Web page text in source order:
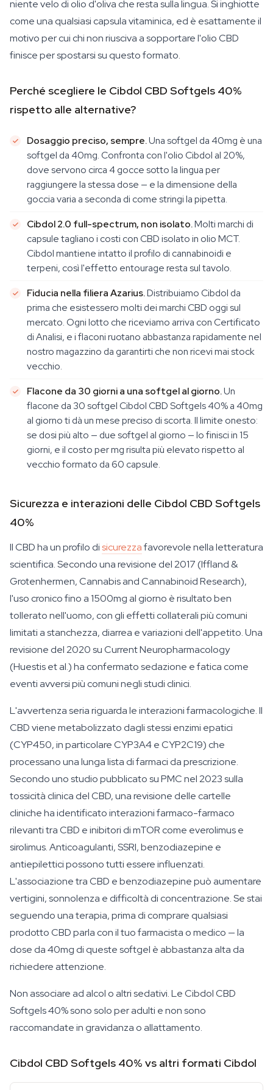
niente velo di olio d'oliva che resta sulla lingua. Si inghiotte
come una qualsiasi capsula vitaminica, ed è esattamente il
motivo per cui chi non riusciva a sopportare l'olio CBD
finisce per spostarsi su questo formato.
Perché scegliere le Cibdol CBD Softgels 40%
rispetto alle alternative?
Dosaggio preciso, sempre.Una softgel da 40mg è una
softgel da 40mg. Confronta con l'olio Cibdol al 20%,
dove servono circa 4 gocce sotto la lingua per
raggiungere la stessa dose — e la dimensione della
goccia varia a seconda di come stringi la pipetta.
Cibdol 2.0 full-spectrum, non isolato.Molti marchi di
capsule tagliano i costi con CBD isolato in olio MCT.
Cibdol mantiene intatto il profilo di cannabinoidi e
terpeni, così l'effetto entourage resta sul tavolo.
Fiducia nella filiera Azarius.Distribuiamo Cibdol da
prima che esistessero molti dei marchi CBD oggi sul
mercato. Ogni lotto che riceviamo arriva con Certificato
di Analisi, e i flaconi ruotano abbastanza rapidamente nel
nostro magazzino da garantirti che non ricevi mai stock
vecchio.
Flacone da 30 giorni a una softgel al giorno.Un
flacone da 30 softgel Cibdol CBD Softgels 40% a 40mg
al giorno ti dà un mese preciso di scorta. Il limite onesto:
se dosi più alto — due softgel al giorno — lo finisci in 15
giorni, e il costo per mg risulta più elevato rispetto al
vecchio formato da 60 capsule.
Sicurezza e interazioni delle Cibdol CBD Softgels
40%
Il CBD ha un profilo disicurezzafavorevole nella letteratura
scientifica. Secondo una revisione del 2017 (Iffland &
Grotenhermen, Cannabis and Cannabinoid Research),
l'uso cronico fino a 1500mg al giorno è risultato ben
tollerato nell'uomo, con gli effetti collaterali più comuni
limitati a stanchezza, diarrea e variazioni dell'appetito. Una
revisione del 2020 su Current Neuropharmacology
(Huestis et al.) ha confermato sedazione e fatica come
eventi avversi più comuni negli studi clinici.
L'avvertenza seria riguarda le interazioni farmacologiche. Il
CBD viene metabolizzato dagli stessi enzimi epatici
(CYP450, in particolare CYP3A4 e CYP2C19) che
processano una lunga lista di farmaci da prescrizione.
Secondo uno studio pubblicato su PMC nel 2023 sulla
tossicità clinica del CBD, una revisione delle cartelle
cliniche ha identificato interazioni farmaco-farmaco
rilevanti tra CBD e inibitori di mTOR come everolimus e
sirolimus. Anticoagulanti, SSRI, benzodiazepine e
antiepilettici possono tutti essere influenzati.
L'associazione tra CBD e benzodiazepine può aumentare
vertigini, sonnolenza e difficoltà di concentrazione. Se stai
seguendo una terapia, prima di comprare qualsiasi
prodotto CBD parla con il tuo farmacista o medico — la
dose da 40mg di queste softgel è abbastanza alta da
richiedere attenzione.
Non associare ad alcol o altri sedativi. Le Cibdol CBD
Softgels 40% sono solo per adulti e non sono
raccomandate in gravidanza o allattamento.
Cibdol CBD Softgels 40% vs altri formati Cibdol